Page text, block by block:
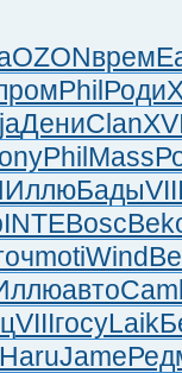
OZONврем
PhilРоди
ДениClan
PhilMass
ИллюБады
INTEBosc
motiWind
авто
VIIIгосуLaik
HaruJame